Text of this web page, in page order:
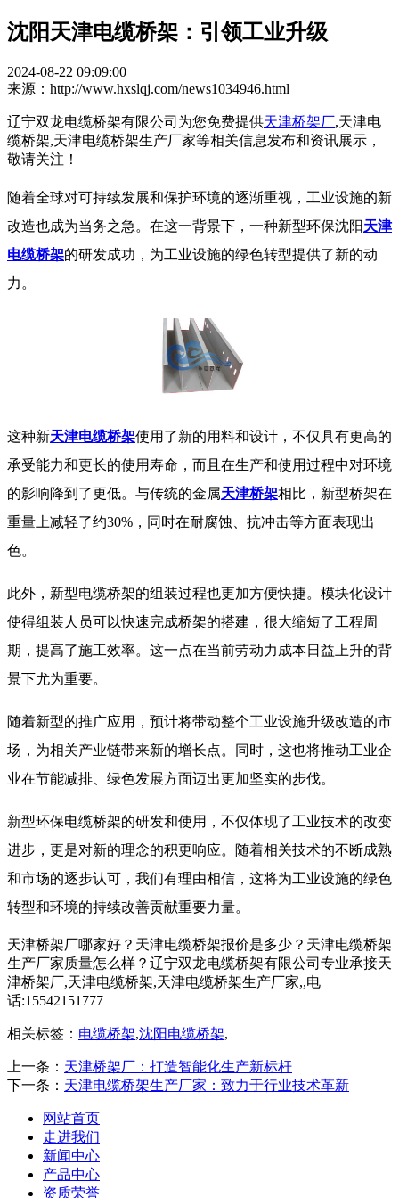
沈阳天津电缆桥架：引领工业升级
2024-08-22 09:09:00
来源：http://www.hxslqj.com/news1034946.html
辽宁双龙电缆桥架有限公司为您免费提供天津桥架厂,天津电
缆桥架,天津电缆桥架生产厂家等相关信息发布和资讯展示，
敬请关注！
随着全球对可持续发展和保护环境的逐渐重视，工业设施的新
改造也成为当务之急。在这一背景下，一种新型环保沈阳天津
电缆桥架的研发成功，为工业设施的绿色转型提供了新的动
力。
这种新天津电缆桥架使用了新的用料和设计，不仅具有更高的
承受能力和更长的使用寿命，而且在生产和使用过程中对环境
的影响降到了更低。与传统的金属天津桥架相比，新型桥架在
重量上减轻了约30%，同时在耐腐蚀、抗冲击等方面表现出
色。
此外，新型电缆桥架的组装过程也更加方便快捷。模块化设计
使得组装人员可以快速完成桥架的搭建，很大缩短了工程周
期，提高了施工效率。这一点在当前劳动力成本日益上升的背
景下尤为重要。
随着新型的推广应用，预计将带动整个工业设施升级改造的市
场，为相关产业链带来新的增长点。同时，这也将推动工业企
业在节能减排、绿色发展方面迈出更加坚实的步伐。
新型环保电缆桥架的研发和使用，不仅体现了工业技术的改变
进步，更是对新的理念的积更响应。随着相关技术的不断成熟
和市场的逐步认可，我们有理由相信，这将为工业设施的绿色
转型和环境的持续改善贡献重要力量。
天津桥架厂哪家好？天津电缆桥架报价是多少？天津电缆桥架
生产厂家质量怎么样？辽宁双龙电缆桥架有限公司专业承接天
津桥架厂,天津电缆桥架,天津电缆桥架生产厂家,,电
话:15542151777
相关标签： 电缆桥架,沈阳电缆桥架,
上一条： 天津桥架厂：打造智能化生产新标杆
下一条： 天津电缆桥架生产厂家：致力于行业技术革新
网站首页
走进我们
新闻中心
产品中心
资质荣誉